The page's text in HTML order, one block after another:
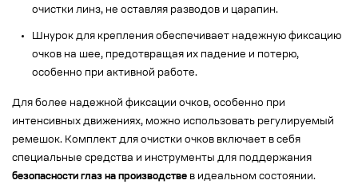
очистки линз, не оставляя разводов и царапин.
Шнурок для крепления обеспечивает надежную фиксацию
очков на шее, предотвращая их падение и потерю,
особенно при активной работе.
Для более надежной фиксации очков, особенно при
интенсивных движениях, можно использовать регулируемый
ремешок. Комплект для очистки очков включает в себя
специальные средства и инструменты для поддержания
безопасности глаз на производстве в идеальном состоянии.